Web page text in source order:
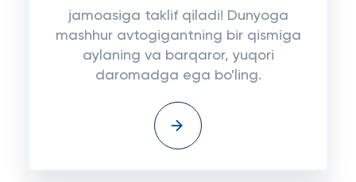
jamoasiga taklif qiladi! Dunyoga
mashhur avtogigantning bir qismiga
aylaning va barqaror, yuqori
daromadga ega bo'ling.